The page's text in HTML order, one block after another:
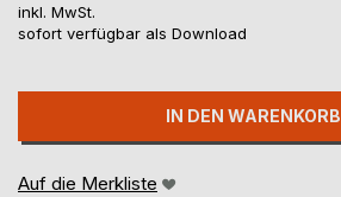
inkl. MwSt.
sofort verfügbar als Download
IN DEN WARENKORB
Auf die Merkliste